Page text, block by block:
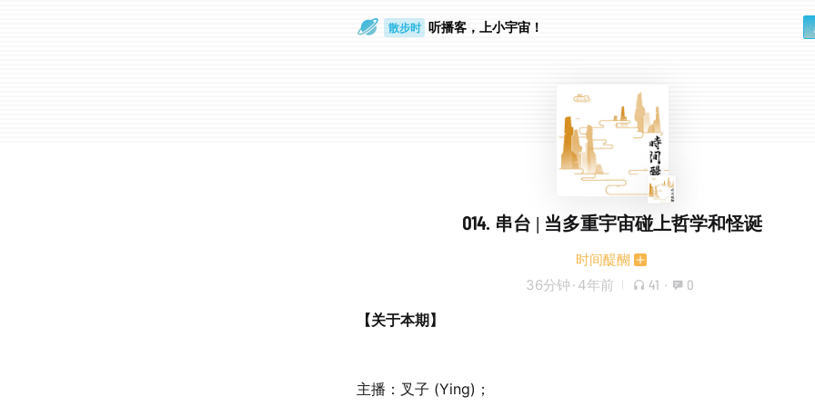
散步时 听播客，上小宇宙！
014. 串台 | 当多重宇宙碰上哲学和怪诞
时间醍醐
36分钟 · 4年前 41 · 0
【关于本期】
主播：叉子 (Ying)；